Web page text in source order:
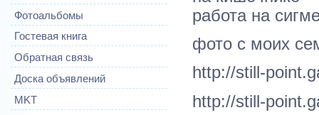
Фотоальбомы
Гостевая книга
Обратная связь
Доска объявлений
MKT
работа на
фото с моих
http://still-
http://still-